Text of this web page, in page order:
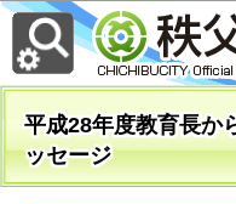
平成28年度教育長か
ッセージ